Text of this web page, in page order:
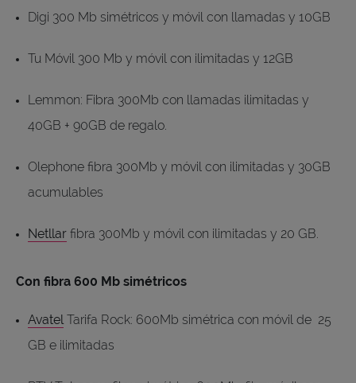
Digi 300 Mb simétricos y móvil con llamadas y 10GB
Tu Móvil 300 Mb y móvil con ilimitadas y 12GB
Lemmon: Fibra 300Mb con llamadas ilimitadas y
40GB + 90GB de regalo.
Olephone fibra 300Mb y móvil con ilimitadas y 30GB
acumulables
Netllar fibra 300Mb y móvil con ilimitadas y 20 GB.
Con fibra 600 Mb simétricos
AvatelTarifa Rock: 600Mb simétrica con móvil de 25
GB e ilimitadas